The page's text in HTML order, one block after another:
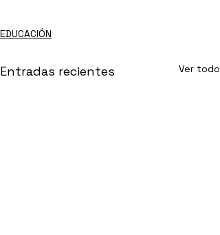
EDUCACIÓN
Entradas recientes Ver todo